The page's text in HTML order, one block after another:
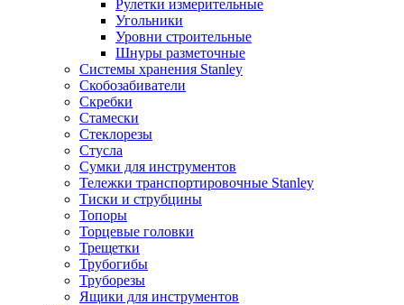
Рулетки измерительные
Угольники
Уровни строительные
Шнуры разметочные
Системы хранения Stanley
Скобозабиватели
Скребки
Стамески
Стеклорезы
Стусла
Сумки для инструментов
Тележки транспортировочные Stanley
Тиски и струбцины
Топоры
Торцевые головки
Трещетки
Трубогибы
Труборезы
Ящики для инструментов